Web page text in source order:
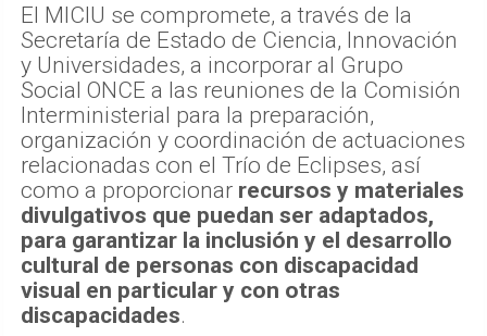
El MICIU se compromete, a través de la
Secretaría de Estado de Ciencia, Innovación
y Universidades, a incorporar al Grupo
Social ONCE a las reuniones de la Comisión
Interministerial para la preparación,
organización y coordinación de actuaciones
relacionadas con el Trío de Eclipses, así
como a proporcionar recursos y materiales
divulgativos que puedan ser adaptados,
para garantizar la inclusión y el desarrollo
cultural de personas con discapacidad
visual en particular y con otras
discapacidades.